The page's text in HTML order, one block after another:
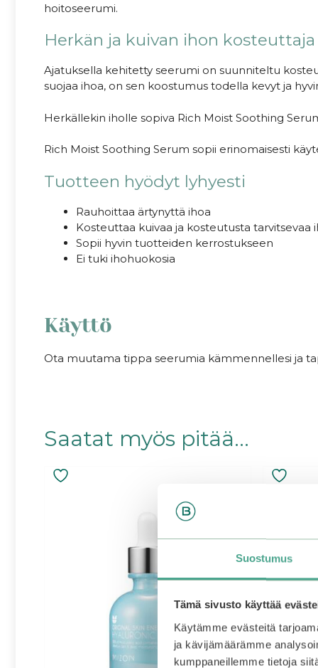
Suostumus
Tämä sivusto käyttää
Käytämme evästeitä
ja kävijämäärämme
kumppaneillemme tietoja
hoitoseerumi.
Herkän ja kuivan ihon kosteuttaja
Ajatuksella kehitetty seerumi on suunniteltu
suojaa ihoa, on sen koostumus todella kevyt ja
Herkällekin iholle sopiva Rich Moist Soothing
Rich Moist Soothing Serum sopii erinomaisesti
Tuotteen hyödyt lyhyesti
Rauhoittaa ärtynyttä ihoa
Kosteuttaa kuivaa ja kosteutusta tarvitsevaa
Sopii hyvin tuotteiden kerrostukseen
Ei tuki ihohuokosia
Käyttö
Ota muutama tippa seerumia kämmennellesi ja
Saatat myös pitää...